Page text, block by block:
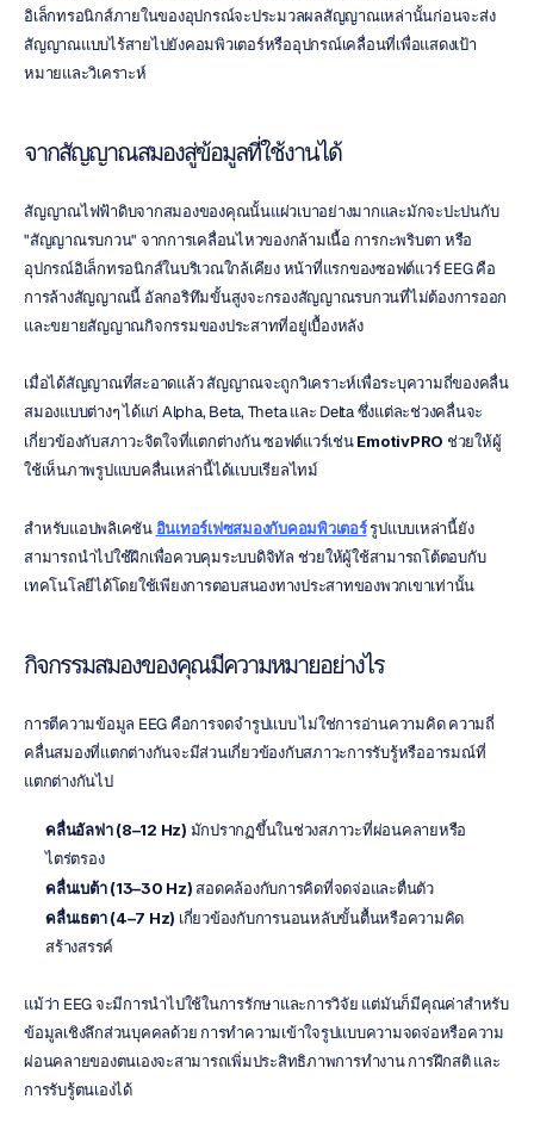
อิเล็กทรอนิกส์ภายในของอุปกรณ์จะประมวลผลสัญญาณเหล่านั้นก่อนจะส่ง
สัญญาณแบบไร้สายไปยังคอมพิวเตอร์หรืออุปกรณ์เคลื่อนที่เพื่อแสดงเป้า
หมายและวิเคราะห์
จากสัญญาณสมองสู่ข้อมูลที่ใช้งานได้
สัญญาณไฟฟ้าดิบจากสมองของคุณนั้นแผ่วเบาอย่างมากและมักจะปะปนกับ
"สัญญาณรบกวน" จากการเคลื่อนไหวของกล้ามเนื้อ การกะพริบตา หรือ
อุปกรณ์อิเล็กทรอนิกส์ในบริเวณใกล้เคียง หน้าที่แรกของซอฟต์แวร์ EEG คือ
การล้างสัญญาณนี้ อัลกอริทึมขั้นสูงจะกรองสัญญาณรบกวนที่ไม่ต้องการออก
และขยายสัญญาณกิจกรรมของประสาทที่อยู่เบื้องหลัง
เมื่อได้สัญญาณที่สะอาดแล้ว สัญญาณจะถูกวิเคราะห์เพื่อระบุความถี่ของคลื่น
สมองแบบต่างๆ ได้แก่ Alpha, Beta, Theta และ Delta ซึ่งแต่ละช่วงคลื่นจะ
เกี่ยวข้องกับสภาวะจิตใจที่แตกต่างกัน ซอฟต์แวร์เช่น EmotivPRO ช่วยให้ผู้
ใช้เห็นภาพรูปแบบคลื่นเหล่านี้ได้แบบเรียลไทม์
สำหรับแอปพลิเคชัน อินเทอร์เฟซสมองกับคอมพิวเตอร์ รูปแบบเหล่านี้ยัง
สามารถนำไปใช้ฝึกเพื่อควบคุมระบบดิจิทัล ช่วยให้ผู้ใช้สามารถโต้ตอบกับ
เทคโนโลยีได้โดยใช้เพียงการตอบสนองทางประสาทของพวกเขาเท่านั้น
กิจกรรมสมองของคุณมีความหมายอย่างไร
การตีความข้อมูล EEG คือการจดจำรูปแบบ ไม่ใช่การอ่านความคิด ความถี่
คลื่นสมองที่แตกต่างกันจะมีส่วนเกี่ยวข้องกับสภาวะการรับรู้หรืออารมณ์ที่
แตกต่างกันไป
คลื่นอัลฟา (8–12 Hz) มักปรากฏขึ้นในช่วงสภาวะที่ผ่อนคลายหรือ
ไตร่ตรอง
คลื่นเบต้า (13–30 Hz) สอดคล้องกับการคิดที่จดจ่อและตื่นตัว
คลื่นเธตา (4–7 Hz) เกี่ยวข้องกับการนอนหลับขั้นตื้นหรือความคิด
สร้างสรรค์
แม้ว่า EEG จะมีการนำไปใช้ในการรักษาและการวิจัย แต่มันก็มีคุณค่าสำหรับ
ข้อมูลเชิงลึกส่วนบุคคลด้วย การทำความเข้าใจรูปแบบความจดจ่อหรือความ
ผ่อนคลายของตนเองจะสามารถเพิ่มประสิทธิภาพการทำงาน การฝึกสติ และ
การรับรู้ตนเองได้